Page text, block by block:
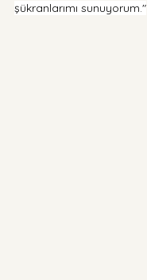
şükranlarımı sunuyorum."